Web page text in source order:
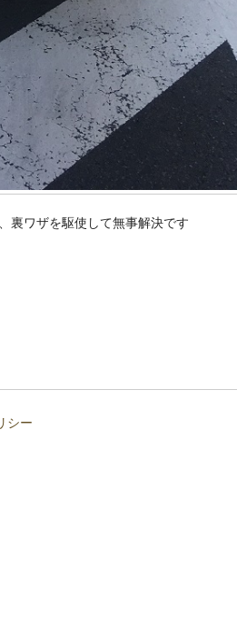
裏ワザを駆使して無事解決です
シー